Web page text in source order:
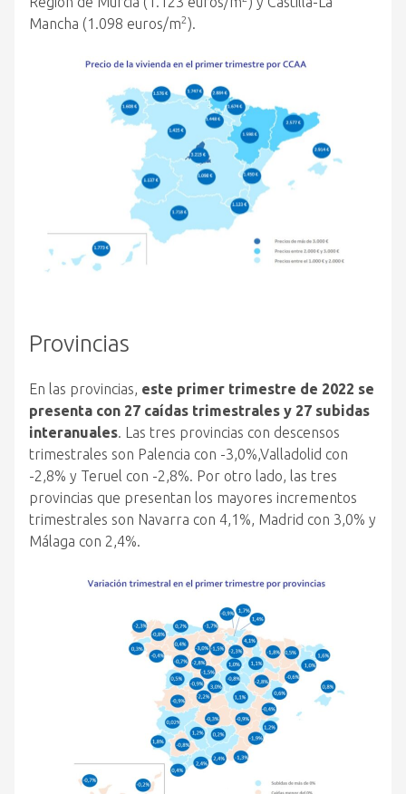
Mancha (1.098 euros/m2).
Provincias
En las provincias, este primer trimestre de 2022 se
presenta con 27 caídas trimestrales y 27 subidas
interanuales. Las tres provincias con descensos
trimestrales son Palencia con -3,0%,Valladolid con
-2,8% y Teruel con -2,8%. Por otro lado, las tres
provincias que presentan los mayores incrementos
trimestrales son Navarra con 4,1%, Madrid con 3,0% y
Málaga con 2,4%.